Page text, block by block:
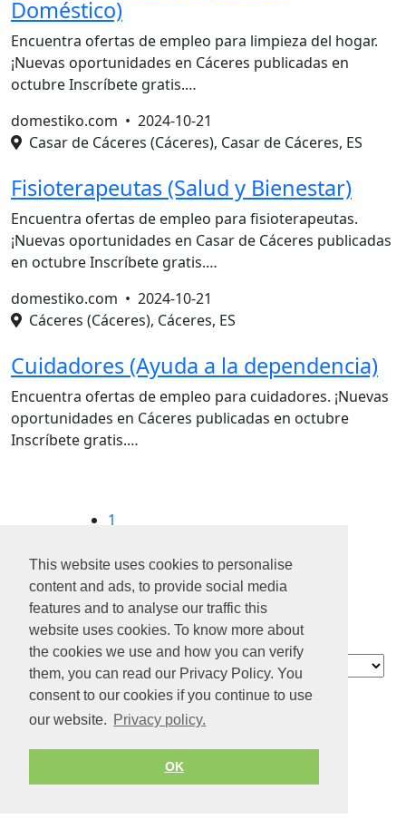
This website uses cookies to personalise
content and ads, to provide social media
features and to analyse our traffic this
website uses cookies. To know more about
the cookies we use and how you can verify
them, you can read our Privacy Policy. You
consent to our cookies if you continue to use
our website. Privacy policy.
OK
Doméstico)
Encuentra ofertas de empleo para limpieza del hogar.
¡Nuevas oportunidades en Cáceres publicadas en
octubre Inscríbete gratis.…
domestiko.com • 2024-10-21
Casar de Cáceres (Cáceres), Casar de Cáceres, ES
Fisioterapeutas (Salud y Bienestar)
Encuentra ofertas de empleo para fisioterapeutas.
¡Nuevas oportunidades en Casar de Cáceres publicadas
en octubre Inscríbete gratis.…
domestiko.com • 2024-10-21
Cáceres (Cáceres), Cáceres, ES
Cuidadores (Ayuda a la dependencia)
Encuentra ofertas de empleo para cuidadores. ¡Nuevas
oportunidades en Cáceres publicadas en octubre
Inscríbete gratis.…
1
3
4
...
6
Acerca de
Privacidad
Condiciones del servicio